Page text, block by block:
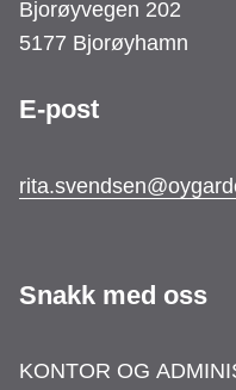
Bjorøyvegen 202
5177 Bjorøyhamn
E-post
Snakk med oss
KONTOR OG